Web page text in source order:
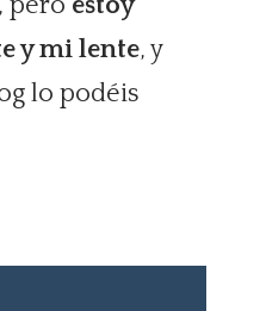
y mi lente, y
lo podéis